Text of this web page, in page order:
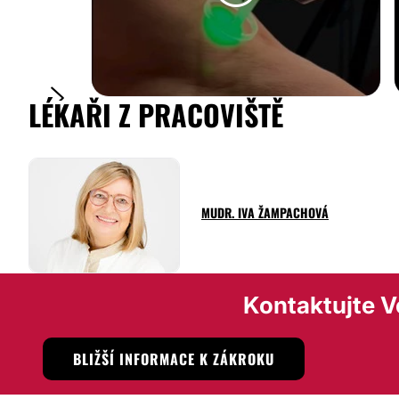
konzervativní léčbu zarůstajících
onychomykóz a na komplexní péči o nohy. Zhotovujeme
dostavujeme nehtové ploténky z léčebných i korektivních
Součástí Homea Clinic je i Laboratoř pohybu, kde nabízíme
kinesiologickou digitální 3D analýzu pohybového
rehabilitační a poúrazovou péči, speciální zdravotní i
míru. Pomůžeme s léčbu bolestí zad, diastázou -
další.
centrum pro biologickou léčbu chronických
lupénka, atopická dermatitida a další chronické choroby.
Možnost videokonzultace:
LASEROVÁ EPILACE
LÉKAŘI Z PRACOVIŠTĚ
MUDR. IVA ŽAMPACHOVÁ
Kontaktujte
BLIŽŠÍ INFORMACE K ZÁKROKU